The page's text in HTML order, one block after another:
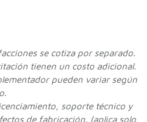
se cotiza por separado.
tienen un costo adicional.
pueden variar según
soporte técnico y
de fabricación. (aplica solo